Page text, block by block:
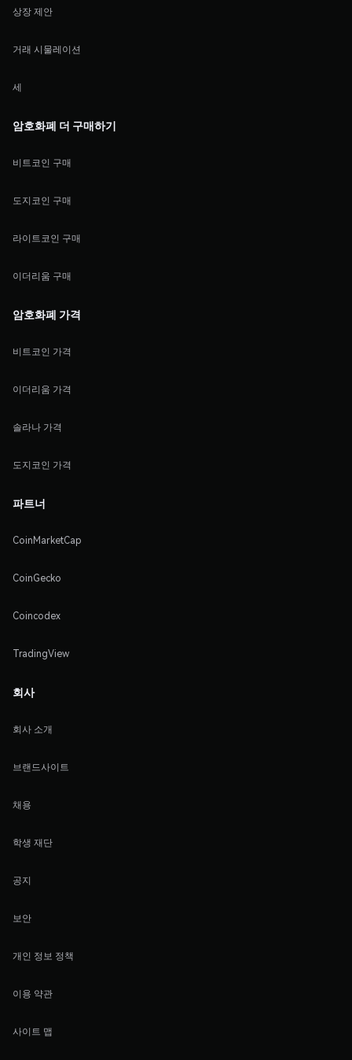
상장 제안
거래 시물레이션
세
암호화폐 더 구매하기
비트코인 구매
도지코인 구매
라이트코인 구매
이더리움 구매
암호화폐 가격
비트코인 가격
이더리움 가격
솔라나 가격
도지코인 가격
파트너
CoinMarketCap
CoinGecko
Coincodex
TradingView
회사
회사 소개
브랜드사이트
채용
학생 재단
공지
보안
개인 정보 정책
이용 약관
사이트 맵